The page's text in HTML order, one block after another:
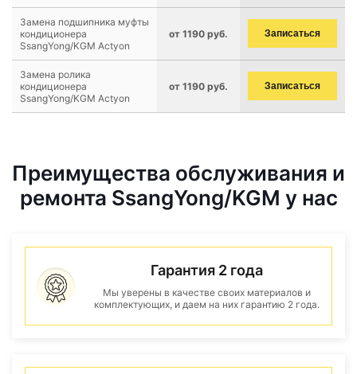
Замена подшипника муфты
кондиционера
SsangYong/KGM Actyon
от 1190 руб. Записаться
Замена ролика
кондиционера
SsangYong/KGM Actyon
от 1190 руб. Записаться
Преимущества обслуживания и
ремонта SsangYong/KGM у нас
Гарантия 2 года
Мы уверены в качестве своих материалов и
комплектующих, и даем на них гарантию 2 года.